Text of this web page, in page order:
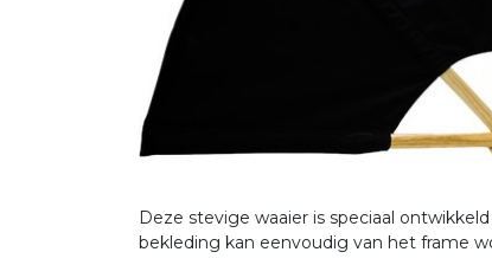
Deze stevige waaier is speciaal
bekleding kan eenvoudig van het frame